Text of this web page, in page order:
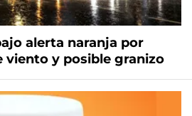
alerta naranja por
viento y posible granizo